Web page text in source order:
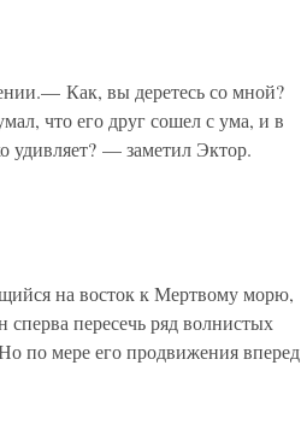
Как, вы деретесь со мной?
что его друг сошел с ума, и в
удивляет? — заметил Эктор.
на восток к Мертвому морю,
пересечь ряд волнистых
по мере его продвижения вперед